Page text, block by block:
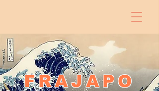
FRAJAPO